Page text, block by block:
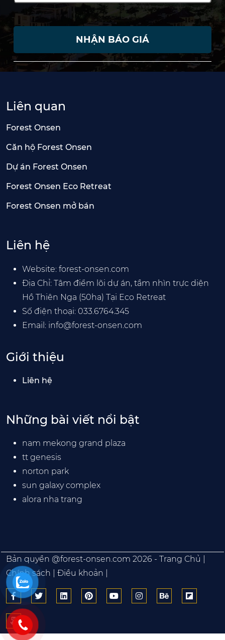
NHẬN BÁO GIÁ
Liên quan
Forest Onsen
Căn hộ Forest Onsen
Dự án Forest Onsen
Forest Onsen Eco Retreat
Forest Onsen mở bán
Liên hệ
Website: forest-onsen.com
Địa Chỉ: Tâm điểm lõi dự án, tầm nhìn trực diện
Hồ Thiên Nga (50ha) Tại Eco Retreat
Số điện thoại: 033.6764.345
Email: info@forest-onsen.com
Giới thiệu
Liên hệ
Những bài viết nổi bật
nam mekong grand plaza
tt genesis
norton park
sun galaxy complex
alora nha trang
Bản quyền @forest-onsen.com 2026 - Trang Chủ
Chính sách
Điều khoản